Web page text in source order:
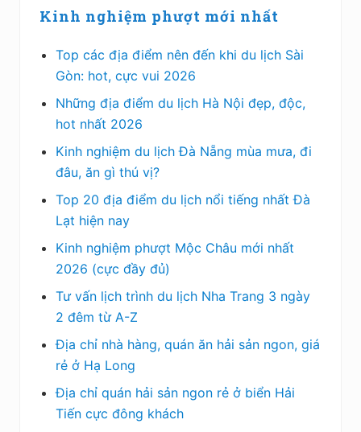
Kinh nghiệm phượt mới nhất
Top các địa điểm nên đến khi du lịch Sài
Gòn: hot, cực vui 2026
Những địa điểm du lịch Hà Nội đẹp, độc,
hot nhất 2026
Kinh nghiệm du lịch Đà Nẵng mùa mưa, đi
đâu, ăn gì thú vị?
Top 20 địa điểm du lịch nổi tiếng nhất Đà
Lạt hiện nay
Kinh nghiệm phượt Mộc Châu mới nhất
2026 (cực đầy đủ)
Tư vấn lịch trình du lịch Nha Trang 3 ngày
2 đêm từ A-Z
Địa chỉ nhà hàng, quán ăn hải sản ngon, giá
rẻ ở Hạ Long
Địa chỉ quán hải sản ngon rẻ ở biển Hải
Tiến cực đông khách